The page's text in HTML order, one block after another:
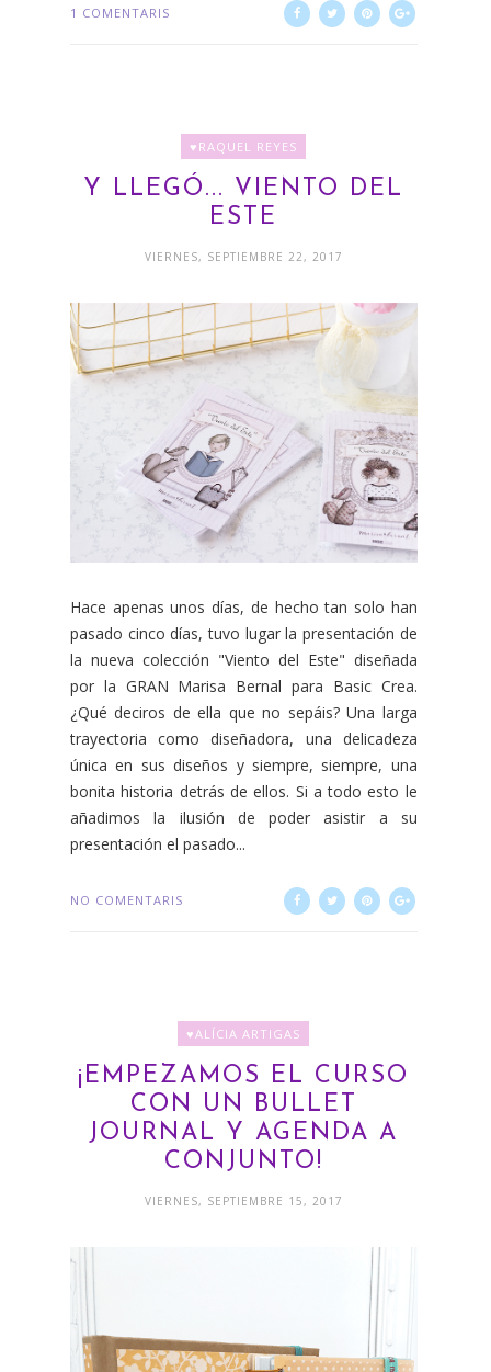
1 COMENTARIS
♥RAQUEL REYES
Y LLEGÓ... VIENTO DEL
ESTE
VIERNES, SEPTIEMBRE 22, 2017
Hace apenas unos días, de hecho tan solo han
pasado cinco días, tuvo lugar la presentación de
la nueva colección "Viento del Este" diseñada
por la GRAN Marisa Bernal para Basic Crea.
¿Qué deciros de ella que no sepáis? Una larga
trayectoria como diseñadora, una delicadeza
única en sus diseños y siempre, siempre, una
bonita historia detrás de ellos. Si a todo esto le
añadimos la ilusión de poder asistir a su
presentación el pasado...
NO COMENTARIS
♥ALÍCIA ARTIGAS
¡EMPEZAMOS EL CURSO
CON UN BULLET
JOURNAL Y AGENDA A
CONJUNTO!
VIERNES, SEPTIEMBRE 15, 2017